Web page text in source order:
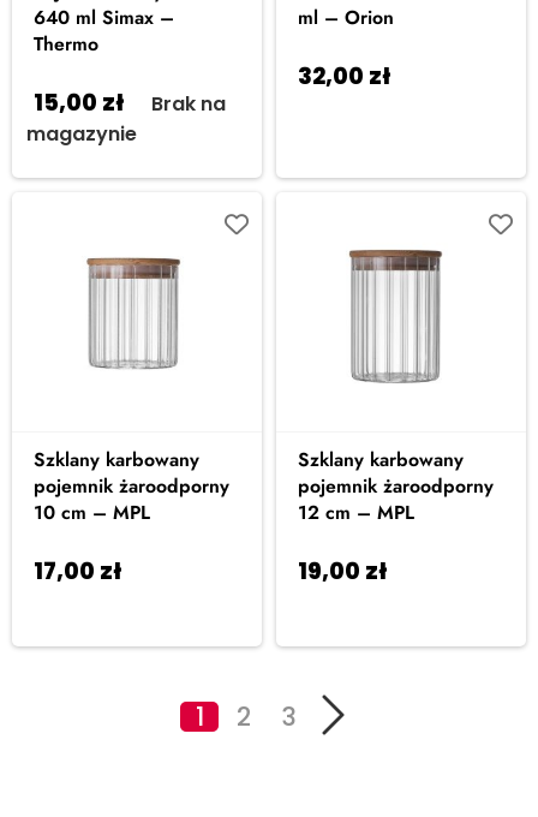
640 ml Simax –
Thermo
15,00 zł
Brak na
magazynie
ml – Orion
32,00 zł
Szklany karbowany
pojemnik żaroodporny
10 cm – MPL
17,00 zł
Szklany karbowany
pojemnik żaroodporny
12 cm – MPL
19,00 zł
1 2 3